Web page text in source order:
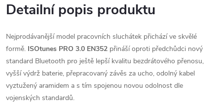
Detailní popis produktu
Nejprodávanější model pracovních sluchátek přichází ve skvělé
formě. ISOtunes PRO 3.0 EN352 přináší oproti předchůdci nový
standard Bluetooth pro ještě lepší kvalitu bezdrátového přenosu,
vyšší výdrž baterie, přepracovaný závěs za ucho, odolný kabel
vyztužený aramidem a s tím spojenou novou odolnost dle
vojenských standardů.